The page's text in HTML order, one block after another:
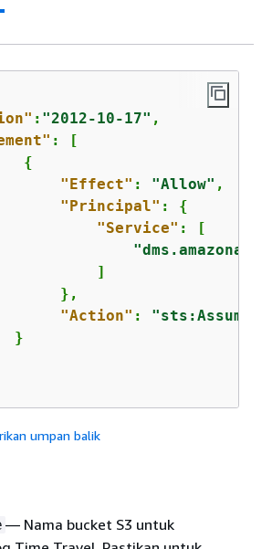
: "2012-10-17" ,
: [
{
"Effect" : "Allow" ,
"Principal" : {
"Service" : [
]
},
"Action" :
}
umpan balik
— Nama bucket S3 untuk